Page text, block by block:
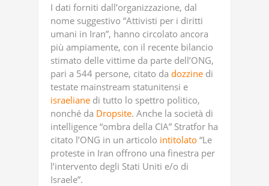
I dati forniti dall’organizzazione, dal
nome suggestivo “Attivisti per i diritti
umani in Iran”, hanno circolato ancora
più ampiamente, con il recente bilancio
stimato delle vittime da parte dell’ONG,
pari a 544 persone, citato da dozzine di
testate mainstream statunitensi e
israeliane di tutto lo spettro politico,
nonché da Dropsite. Anche la società di
intelligence “ombra della CIA” Stratfor ha
citato l’ONG in un articolo intitolato “Le
proteste in Iran offrono una finestra per
l’intervento degli Stati Uniti e/o di
Israele”.